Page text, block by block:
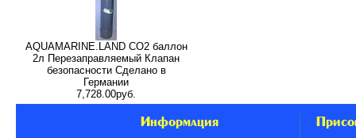
AQUAMARINE.LAND CO2 баллон
2л Перезаправляемый Клапан
безопасности Сделано в
Германии
7,728.00руб.
Информация